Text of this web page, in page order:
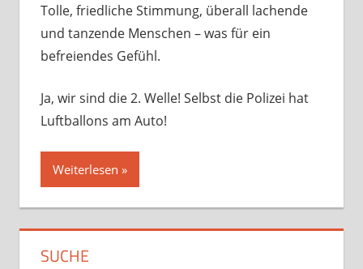
Tolle, friedliche Stimmung, überall lachende
und tanzende Menschen – was für ein
befreiendes Gefühl.
Ja, wir sind die 2. Welle! Selbst die Polizei hat
Luftballons am Auto!
Weiterlesen
SUCHE